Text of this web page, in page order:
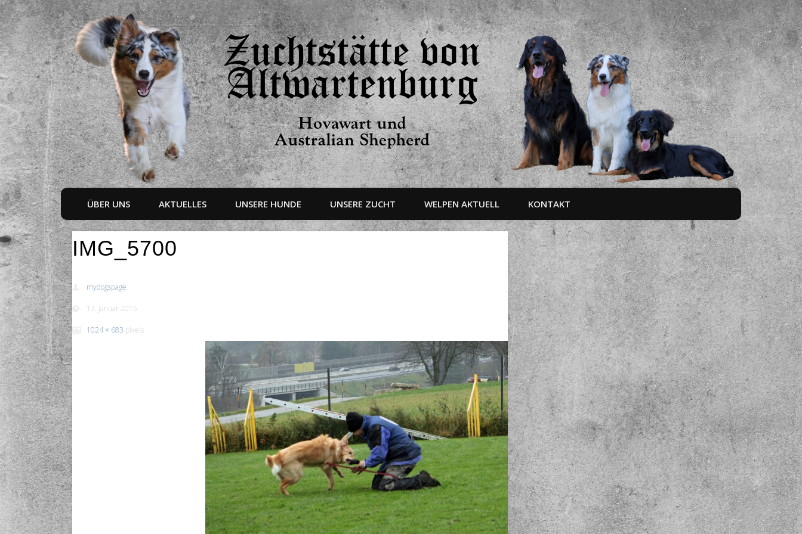
ÜBER UNS AKTUELLES UNSERE HUNDE UNSERE ZUCHT WELPEN AKTUELL KONTAKT
IMG_5700
mydogspage
17. Januar 2015
1024 × 683 pixels